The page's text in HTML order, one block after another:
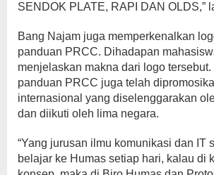
SENDOK PLATE, RAPI DAN OLDS,”
Bang Najam juga memperkenalkan
panduan PRCC. Dihadapan
menjelaskan makna dari logo
panduan PRCC juga telah
internasional yang diselenggarakan
dan diikuti oleh lima negara.
“Yang jurusan ilmu komunikasi dan IT
belajar ke Humas setiap hari, kalau di